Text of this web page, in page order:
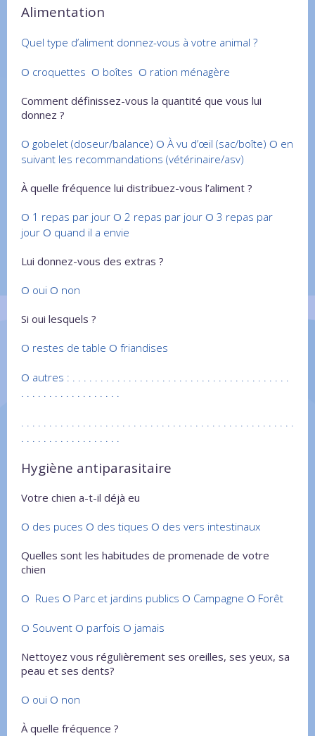
Alimentation
Quel type d’aliment donnez-vous à votre animal ?
O croquettes O boîtes O ration ménagère
Comment définissez-vous la quantité que vous lui
donnez ?
O gobelet (doseur/balance) O À vu d’œil (sac/boîte) O en
suivant les recommandations (vétérinaire/asv)
À quelle fréquence lui distribuez-vous l’aliment ?
O 1 repas par jour O 2 repas par jour O 3 repas par
jour O quand il a envie
Lui donnez-vous des extras ?
O oui O non
Si oui lesquels ?
O restes de table O friandises
O autres : . . . . . . . . . . . . . . . . . . . . . . . . . . . . . . . . . . . . . . .
. . . . . . . . . . . . . . . . . .
. . . . . . . . . . . . . . . . . . . . . . . . . . . . . . . . . . . . . . . . . . . . . . . . .
. . . . . . . . . . . . . . . . . .
Hygiène antiparasitaire
Votre chien a-t-il déjà eu
O des puces O des tiques O des vers intestinaux
Quelles sont les habitudes de promenade de votre
chien
O Rues O Parc et jardins publics O Campagne O Forêt
O Souvent O parfois O jamais
Nettoyez vous régulièrement ses oreilles, ses yeux, sa
peau et ses dents?
O oui O non
À quelle fréquence ?